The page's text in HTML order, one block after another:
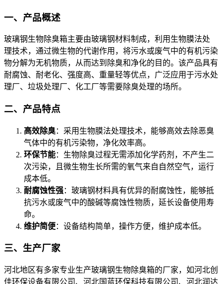
一、产品概述
玻璃钢生物除臭箱主要由玻璃钢材料制成，利用生物膜法处
理技术，通过微生物的代谢作用，将污水或废气中的有机污染
物分解为无机物质，从而达到除臭和净化的目的。该产品具有
耐腐蚀、耐老化、强度高、重量轻等优点，广泛应用于污水处
理厂、垃圾处理厂、化工厂等需要除臭处理的场所。
二、产品特点
高效除臭：采用生物膜法处理技术，能够高效去除恶臭
气体中的有机污染物，净化效率高。
环保节能：生物除臭过程无需添加化学药剂，不产生二
次污染，且微生物生长所需的氧气来自自然空气，运行
成本低。
耐腐蚀性强：玻璃钢材料具有优异的耐腐蚀性，能够抵
抗污水或废气中的酸碱等腐蚀性物质，延长设备使用寿
命。
维护简便：设备结构简单，操作方便，维护成本低。
三、生产厂家
河北地区有多家专业生产玻璃钢生物除臭箱的厂家，如河北创
佳环保设备有限公司、河北国蓝环保科技有限公司、河北润达